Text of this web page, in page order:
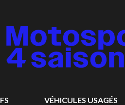
VÉHICULES USAGÉS